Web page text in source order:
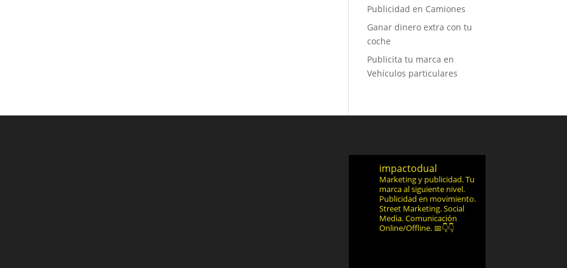
Publicidad en Camiones
Ganar dinero extra con tu
coche
Publicita tu marca en
Vehículos particulares
impactodual
Marketing y publicidad. Tu
marca al siguiente nivel.
Publicidad en movimiento.
Street Marketing.Social
Media.Comunicación
Online/Offline. 📅👇👇